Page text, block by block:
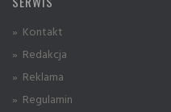
» Kontakt
» Redakcja
» Reklama
» Regulamin